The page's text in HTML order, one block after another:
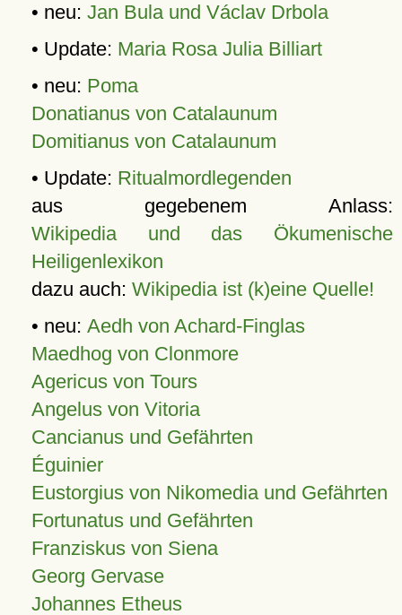
• neu: Jan Bula und Václav Drbola
• Update: Maria Rosa Julia Billiart
• neu: Poma
Donatianus von Catalaunum
Domitianus von Catalaunum
• Update: Ritualmordlegenden
aus gegebenem Anlass:
Wikipedia und das Ökumenische
Heiligenlexikon
dazu auch: Wikipedia ist (k)eine Quelle!
• neu: Aedh von Achard-Finglas
Maedhog von Clonmore
Agericus von Tours
Angelus von Vitoria
Cancianus und Gefährten
Éguinier
Eustorgius von Nikomedia und Gefährten
Fortunatus und Gefährten
Franziskus von Siena
Georg Gervase
Johannes Etheus